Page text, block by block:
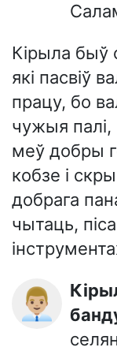
Кірыла быў
які пасвіў
працу, бо
чужыя палі,
меў добры
кобзе і
добрага
чытаць,
👨🏼‍💼
Кірыла Разумоўскі (Кірыла-